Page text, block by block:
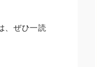
、ぜひ一読